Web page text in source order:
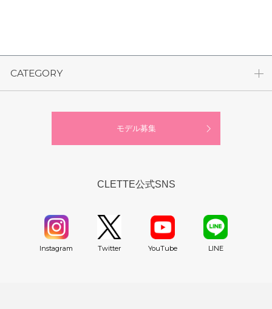
CATEGORY
モデル募集
CLETTE公式SNS
Instagram Twitter YouTube LINE